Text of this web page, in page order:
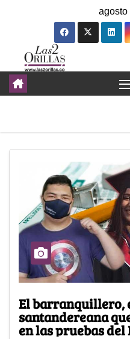
agosto
El barranquillero,
santandereana
en las pruebas del